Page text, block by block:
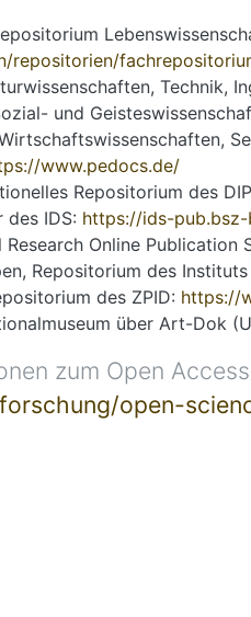
repositorien/
Technik,
und
www.pedocs.de/
Repositorium des
des IDS: https://ids-
Research Online Publication
Repositorium des
des ZPID: https://
über Art-Dok
zum Open
open-